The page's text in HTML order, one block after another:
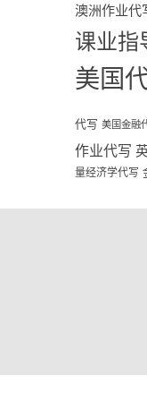
澳洲作业代
课业指
美国
代写 美国金融
作业代写
量经济学代写